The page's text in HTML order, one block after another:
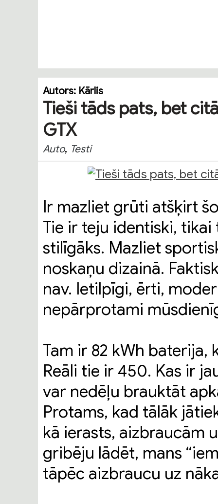
Autors: Kārlis
Tieši tāds pats, bet
GTX
Auto, Testi
Ir mazliet grūti atšķirt
Tie ir teju identiski,
stilīgāks. Mazliet
noskaņu dizainā.
nav. Ietilpīgi, ērti,
nepārprotami
Tam ir 82 kWh baterija,
Reāli tie ir 450. Kas ir
var nedēļu brauktāt
Protams, kad tālāk
kā ierasts, aizbraucām
gribēju lādēt, mans
tāpēc aizbraucu uz